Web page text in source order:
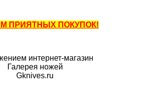
ПРИЯТНЫХ ПОКУПОК!
интернет-магазин
Галерея ножей
Gknives.ru